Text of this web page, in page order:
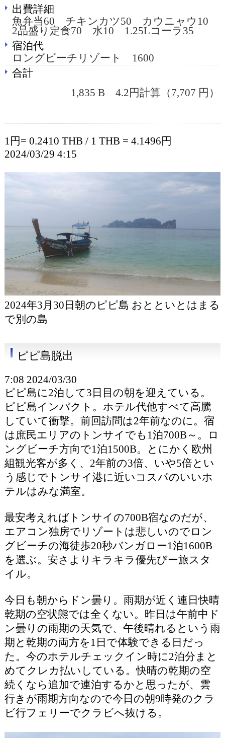
出費詳細
魚弁当60 チキンカツ50 カウニャウ10
2品盛り定食70 水10 1.25Lコーラ35
宿泊代
ロングビーチリゾート 1600
合計
1,835 B 4.2円計算（7,707 円）
1円= 0.2410 THB / 1 THB = 4.1496円
2024/03/29 4:15
2024年3月30日朝のピピ島 おとといとはまる
で別の島
ピピ島脱出
7:08 2024/03/30
ピピ島に2泊して3日目の朝を迎えている。
ピピ島インパクト。ホテル代他すべて高騰
していて衝撃。前回訪問は2年前なのに。宿
は庶民エリアのトンサイでも1泊700B～。ロ
ングビーチ方向で1泊1500B。とにかく欧州
組観光客が多く、2年前の3倍、いや5倍とい
う感じでトンサイ港に近いコスパのいいホ
テルはみな満室。
最安考えればトンサイの700B宿なのだが、
エアコン独房でリゾートは悲しいのでロン
グビーチの海徒歩20秒バンガロー1泊1600B
を選ぶ。安さよりキラキラ優先びー旅スタ
イル。
今日も朝からドン曇り。雨期が近く連日快晴
乾期の空状態では全くない。昨日は午前中ド
ン曇りの雨期の天気で、午後晴れるという雨
期と乾期の両方を1日で体験できる日だっ
た。今のホテルチェックイン時に2泊分まと
めてクレカ払いしている。快晴の乾期の空
続くなら追加で連泊するかと思ったが、雲
行きが雨期方向なので今日の朝9時発のクラ
ビ行フェリーでクラビへ抜ける。